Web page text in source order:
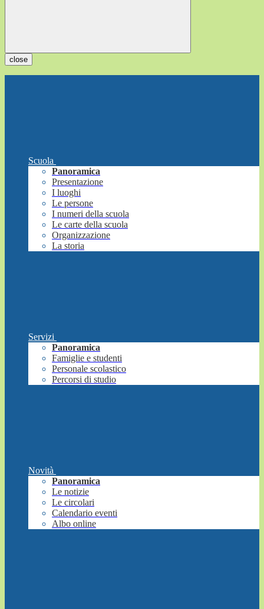
close
Scuola
Panoramica
Presentazione
I luoghi
Le persone
I numeri della scuola
Le carte della scuola
Organizzazione
La storia
Servizi
Panoramica
Famiglie e studenti
Personale scolastico
Percorsi di studio
Novità
Panoramica
Le notizie
Le circolari
Calendario eventi
Albo online